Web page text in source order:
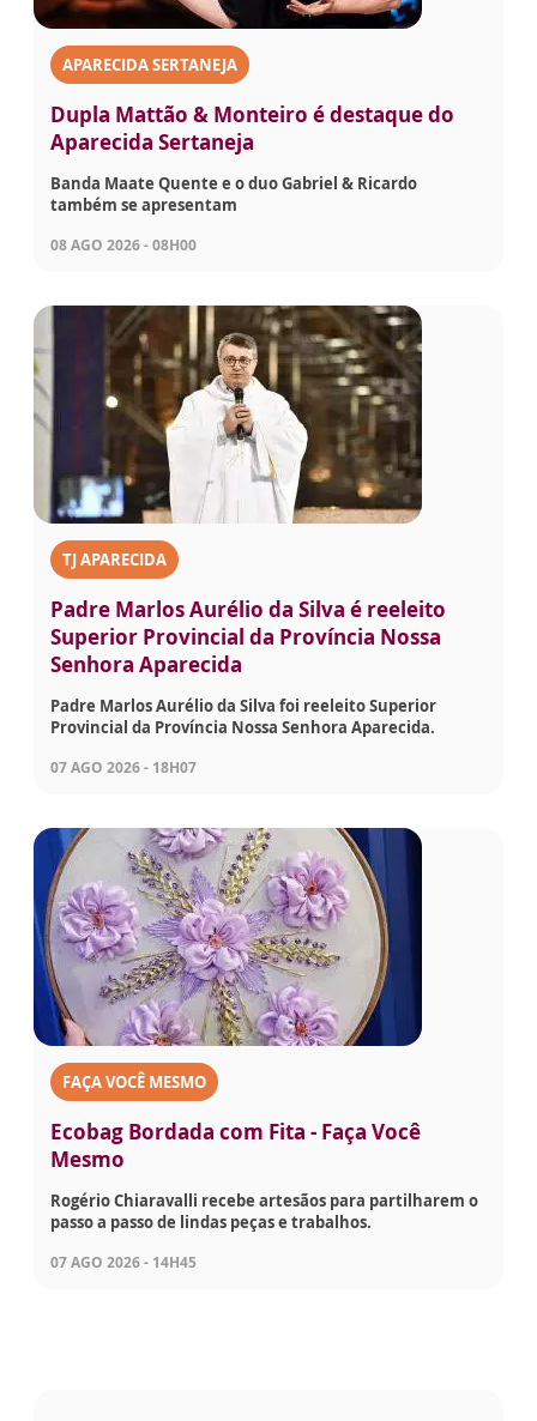
APARECIDA SERTANEJA
Dupla Mattão & Monteiro é destaque do
Aparecida Sertaneja
Banda Maate Quente e o duo Gabriel & Ricardo
também se apresentam
08 AGO 2026 - 08H00
TJ APARECIDA
Padre Marlos Aurélio da Silva é reeleito
Superior Provincial da Província Nossa
Senhora Aparecida
Padre Marlos Aurélio da Silva foi reeleito Superior
Provincial da Província Nossa Senhora Aparecida.
07 AGO 2026 - 18H07
FAÇA VOCÊ MESMO
Ecobag Bordada com Fita - Faça Você
Mesmo
Rogério Chiaravalli recebe artesãos para partilharem o
passo a passo de lindas peças e trabalhos.
07 AGO 2026 - 14H45